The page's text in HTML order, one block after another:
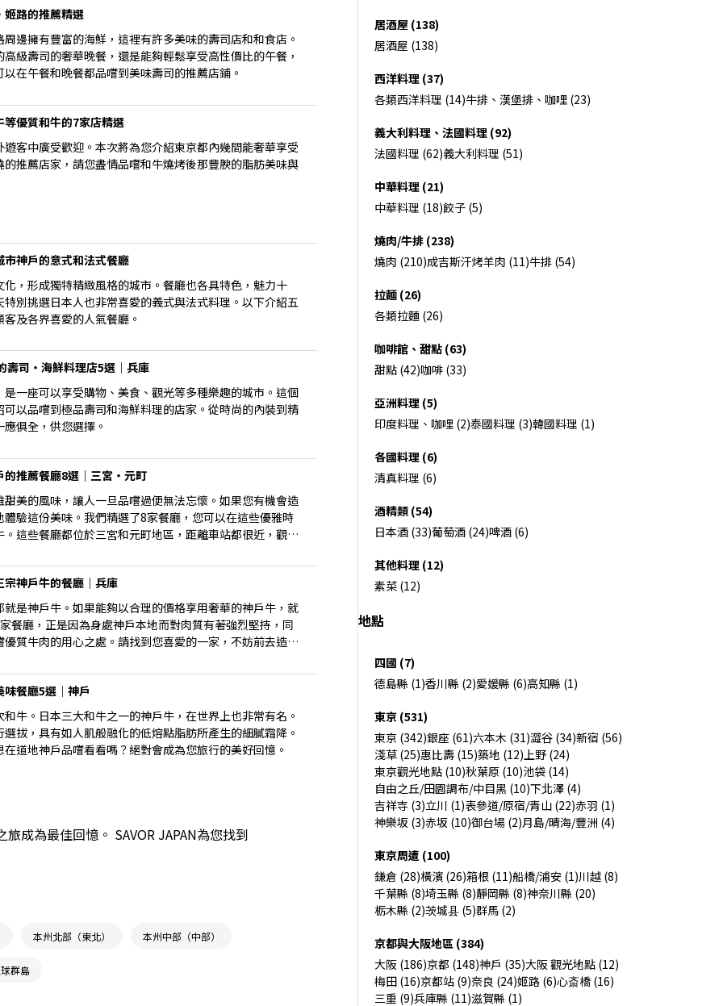
姬路的推薦精選
邊擁有豐富的海鮮，這裡有許多美味的壽司店和和食店。
級壽司的奢華晚餐，還是能夠輕鬆享受高性價比的午餐，
在午餐和晚餐都品嚐到美味壽司的推薦店鋪。
優質和牛的7家店精選
客中廣受歡迎。本次將為您介紹東京都內幾間能奢華享受
推薦店家，請您盡情品嚐和牛燒烤後那豐腴的脂肪美味與
神戶的意式和法式餐廳
，形成獨特精緻風格的城市。餐廳也各具特色，魅力十
別挑選日本人也非常喜愛的義式與法式料理。以下介紹五
及各界喜愛的人氣餐廳。
壽司・海鮮料理店5選｜兵庫
一座可以享受購物、美食、觀光等多種樂趣的城市。這個
以品嚐到極品壽司和海鮮料理的店家。從時尚的內裝到精
俱全，供您選擇。
推薦餐廳8選｜三宮・元町
美的風味，讓人一旦品嚐過便無法忘懷。如果您有機會造
驗這份美味。我們精選了8家餐廳，您可以在這些優雅時
這些餐廳都位於三宮和元町地區，距離車站都很近，觀光
神戶牛的餐廳｜兵庫
是神戶牛。如果能夠以合理的價格享用奢華的神戶牛，就
餐廳，正是因為身處神戶本地而對肉質有著強烈堅持，同
質牛肉的用心之處。請找到您喜愛的一家，不妨前去造
餐廳5選｜神戶
牛。日本三大和牛之一的神戶牛，在世界上也非常有名。
拔，具有如人肌般融化的低熔點脂肪所產生的細膩霜降。
道地神戶品嚐看看嗎？絕對會成為您旅行的美好回憶。
成為最佳回憶。 SAVOR JAPAN為您找到
本州北部（東北） 本州中部（中部）
群島
居酒屋 (138)
居酒屋 (138)
西洋料理 (37)
各類西洋料理 (14)牛排、漢堡排、咖哩 (23)
義大利料理、法國料理 (92)
法國料理 (62)義大利料理 (51)
中華料理 (21)
中華料理 (18)餃子 (5)
燒肉/牛排 (238)
燒肉 (210)成吉斯汗烤羊肉 (11)牛排 (54)
拉麵 (26)
各類拉麵 (26)
咖啡館、甜點 (63)
甜點 (42)咖啡 (33)
亞洲料理 (5)
印度料理、咖哩 (2)泰國料理 (3)韓國料理 (1)
各國料理 (6)
清真料理 (6)
酒精類 (54)
日本酒 (33)葡萄酒 (24)啤酒 (6)
其他料理 (12)
素菜 (12)
地點
四國 (7)
德島縣 (1)香川縣 (2)愛媛縣 (6)高知縣 (1)
東京 (531)
東京 (342)銀座 (61)六本木 (31)澀谷 (34)新宿 (56)
淺草 (25)惠比壽 (15)築地 (12) 上野 (24)
東京觀光地點 (10)秋葉原 (10)池袋 (14)
自由之丘/田園調布/中目黑 (10)下北澤 (4)
吉祥寺 (3)立川 (1)表參道/原宿/青山 (22)赤羽 (1)
神樂坂 (3)赤坂 (10)御台場 (2)月島/晴海/豐洲 (4)
東京周遭 (100)
鎌倉 (28)橫濱 (26)箱根 (11)船橋/浦安 (1)川越 (8)
千葉縣 (8)埼玉縣 (8)靜岡縣 (8)神奈川縣 (20)
栃木縣 (2)茨城县 (5)群馬 (2)
京都與大阪地區 (384)
大阪 (186)京都 (148)神戶 (35)大阪 觀光地點 (12)
梅田 (16)京都站 (9)奈良 (24)姬路 (6)心斎橋 (16)
三重 (9)兵庫縣 (11)滋賀縣 (1)